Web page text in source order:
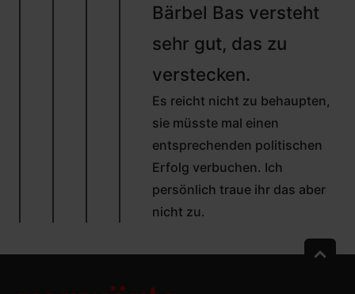
AUF
MAX
(NICHT
Bärbel Bas versteht
sehr gut, das zu
verstecken.
Es reicht nicht zu behaupten,
sie müsste mal einen
entsprechenden politischen
Erfolg verbuchen. Ich
persönlich traue ihr das aber
nicht zu.